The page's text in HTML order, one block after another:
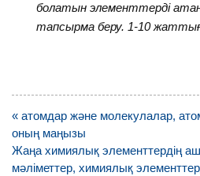
болатын
тапсырма беру. 1-10
Навигация
по
записям
« атомдар және молекулалар,
оның маңызы
Жаңа химиялық элементтердің
мәліметтер, химиялық